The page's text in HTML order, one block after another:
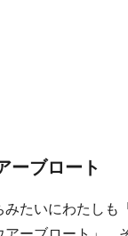
ーブロート
たいにわたし